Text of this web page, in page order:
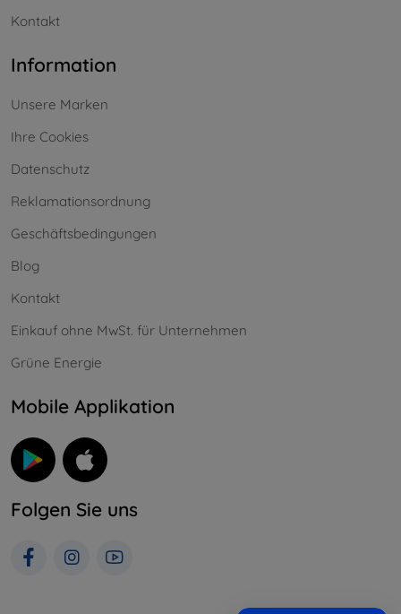
Kontakt
Information
Unsere Marken
Ihre Cookies
Datenschutz
Reklamationsordnung
Geschäftsbedingungen
Blog
Kontakt
Einkauf ohne MwSt. für Unternehmen
Grüne Energie
Mobile Applikation
Folgen Sie uns